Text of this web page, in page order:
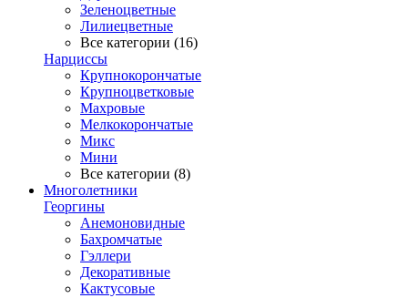
Зеленоцветные
Лилиецветные
Все категории (16)
Нарциссы
Крупнокорончатые
Крупноцветковые
Махровые
Мелкокорончатые
Микс
Мини
Все категории (8)
Многолетники
Георгины
Анемоновидные
Бахромчатые
Гэллери
Декоративные
Кактусовые